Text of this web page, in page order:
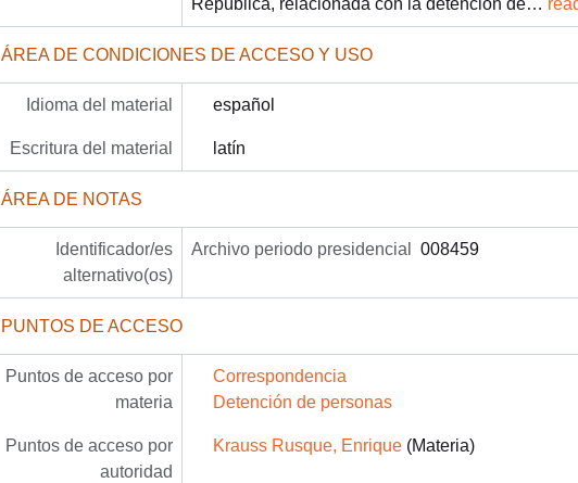
ÁREA DE CONDICIONES DE ACCESO Y USO
Idioma del material español
Escritura del material latín
ÁREA DE NOTAS
Identificador/es
alternativo(os)
Archivo periodo presidencial 008459
PUNTOS DE ACCESO
Puntos de acceso por
materia
Correspondencia
Detención de personas
Puntos de acceso por
autoridad
Krauss Rusque, Enrique(Materia)